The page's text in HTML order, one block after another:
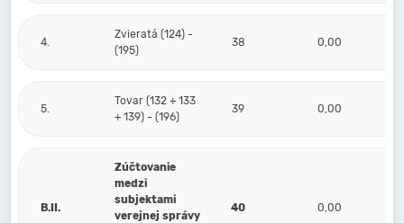
4.
Zvieratá (124) -
(195)
38 0,00
5.
Tovar (132 + 133
+ 139) - (196)
39 0,00
B.II.
Zúčtovanie
medzi
subjektami
verejnej správy
40 0,00